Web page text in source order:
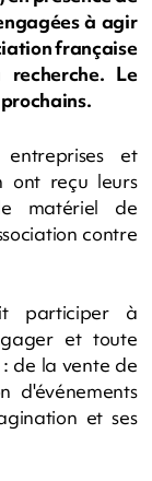
à agir
française
Le
et
ont reçu leurs
matériel de
contre
participer à
et toute
de la vente de
d'événements
et ses